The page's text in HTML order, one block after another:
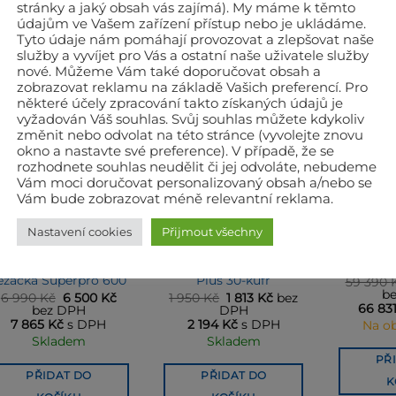
PRODUKTY
BATTIPAV RUČNÍ ŘEZAČKY OBKLADŮ A DLAŽEB
BATTIPAV
Superpro 600
6 990Kč Původní
cena
byla:
6 990 Kč.
6 500 KčAktuální
bez DPH
7 865 Kč s DPH
Skladem
PŘIDAT DO
BATTIPAV klasická
Plus 30-kufr
1 950Kč Původní
cena
byla:
1 950 Kč.
1 813 KčAktuální
je:
bez
DPH
2 194 Kčs DPH
Skladem
PŘIDAT DO
59 390
66 831
Na
stránky a jaký obsah vás zajímá). My máme k těmto
údajům ve Vašem zařízení přístup nebo je ukládáme.
Tyto údaje nám pomáhají provozovat a zlepšovat naše
služby a vyvíjet pro Vás a ostatní naše uživatele služby
nové. Můžeme Vám také doporučovat obsah a
zobrazovat reklamu na základě Vašich preferencí. Pro
některé účely zpracování takto získaných údajů je
vyžadován Váš souhlas. Svůj souhlas můžete kdykoliv
změnit nebo odvolat na této stránce (vyvolejte znovu
okno a nastavte své preference). V případě, že se
rozhodnete souhlas neudělit či jej odvoláte, nebudeme
Vám moci doručovat personalizovaný obsah a/nebo se
Vám bude zobrazovat méně relevantní reklama.
Nastavení cookies Přijmout všechny